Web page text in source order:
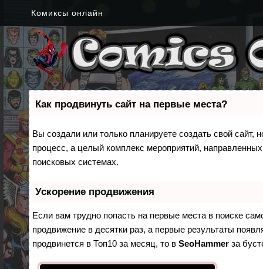
Комиксы онлайн
Как продвинуть сайт на первые места?
Вы создали или только планируете создать свой сайт,
процесс, а целый комплекс мероприятий,
поисковых системах.
Ускорение продвижения
Если вам трудно попасть на первые места в поиске
продвижение в десятки раз, а первые результаты
продвинется в Топ10 за месяц, то вSeoHammer за